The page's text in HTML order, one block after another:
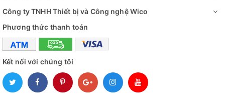
Công ty TNHH Thiết bị và Công nghệ Wico
Phương thức thanh toán
Kết nối với chúng tôi